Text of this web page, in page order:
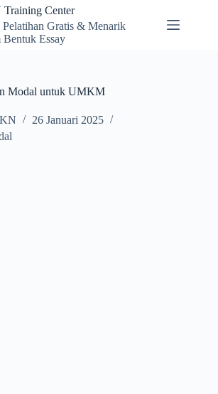
Center
Pelatihan Gratis & Menarik
Bentuk Essay
Modal untuk UMKM
26 Januari 2025